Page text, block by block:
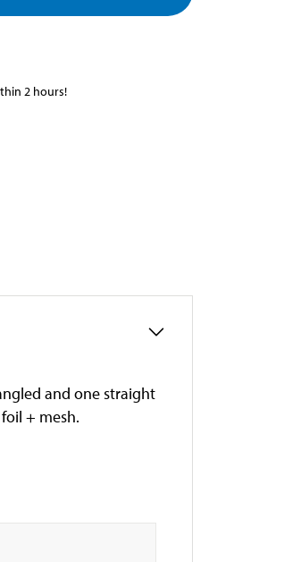
2 hours!
and one straight
+ mesh.